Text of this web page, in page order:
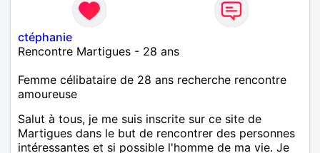
ctéphanie
Rencontre Martigues - 28 ans
Femme célibataire de 28 ans recherche rencontre
amoureuse
Salut à tous, je me suis inscrite sur ce site de
Martigues dans le but de rencontrer des personnes
intéressantes et si possible l'homme de ma vie. Je